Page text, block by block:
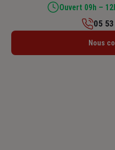
Lundi : 09h –
05
Nous